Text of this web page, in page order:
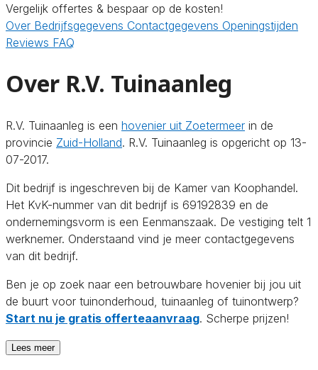
Vergelijk offertes & bespaar op de kosten!
Over Bedrijfsgegevens Contactgegevens Openingstijden
Reviews FAQ
Over R.V. Tuinaanleg
R.V. Tuinaanleg is een hovenier uit Zoetermeer in de
provincie Zuid-Holland. R.V. Tuinaanleg is opgericht op 13-
07-2017.
Dit bedrijf is ingeschreven bij de Kamer van Koophandel.
Het KvK-nummer van dit bedrijf is 69192839 en de
ondernemingsvorm is een Eenmanszaak. De vestiging telt 1
werknemer. Onderstaand vind je meer contactgegevens
van dit bedrijf.
Ben je op zoek naar een betrouwbare hovenier bij jou uit
de buurt voor tuinonderhoud, tuinaanleg of tuinontwerp?
Start nu je gratis offerteaanvraag. Scherpe prijzen!
Lees meer